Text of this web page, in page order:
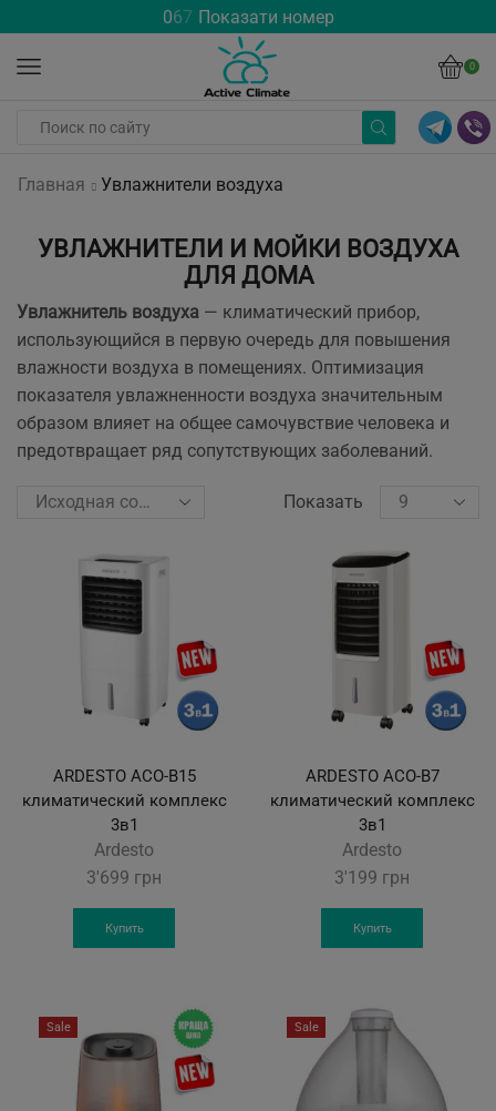
067 Показати номер
0
Главная Увлажнители воздуха
УВЛАЖНИТЕЛИ И МОЙКИ ВОЗДУХА
ДЛЯ ДОМА
Увлажнитель воздуха — климатический прибор,
использующийся в первую очередь для повышения
влажности воздуха в помещениях. Оптимизация
показателя увлажненности воздуха значительным
образом влияет на общее самочувствие человека и
предотвращает ряд сопутствующих заболеваний.
Показать
ARDESTO ACO-B15
климатический комплекс
3в1
Ardesto
3'699 грн
Купить
ARDESTO ACO-B7
климатический комплекс
3в1
Ardesto
3'199 грн
Купить
Sale Sale